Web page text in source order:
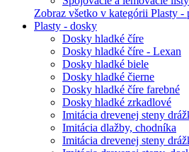
Zobraz všetko v kategórii Plasty -
Plasty - dosky
Dosky hladké číre
Dosky hladké číre - Lexan
Dosky hladké biele
Dosky hladké čierne
Dosky hladké číre farebné
Dosky hladké zrkadlové
Imitácia drevenej steny
Imitácia dlažby, chodníka
Imitácia drevenej steny